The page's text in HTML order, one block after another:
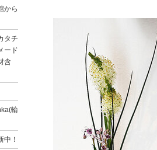
から
タチ
ード
含
輪
中！